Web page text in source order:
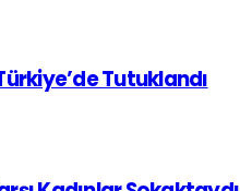
Tutuklandı